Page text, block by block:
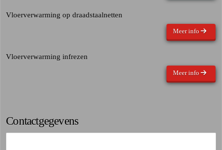
Vloerverwarming op draadstaalnetten
Meer info
Vloerverwarming infrezen
Meer info
Contactgegevens